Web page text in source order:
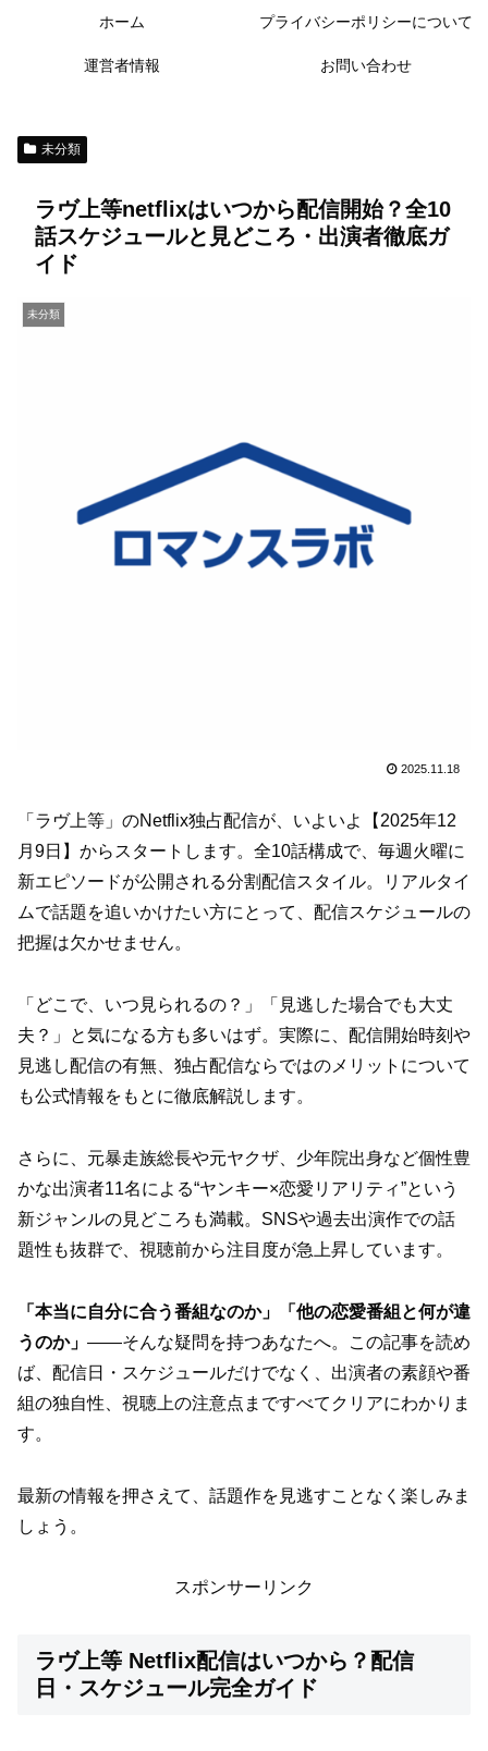
ホーム プライバシーポリシーについて
運営者情報 お問い合わせ
未分類
ラヴ上等netflixはいつから配信開始？全10
話スケジュールと見どころ・出演者徹底ガ
イド
未分類
2025.11.18
「ラヴ上等」のNetflix独占配信が、いよいよ【2025年12
月9日】からスタートします。全10話構成で、毎週火曜に
新エピソードが公開される分割配信スタイル。リアルタイ
ムで話題を追いかけたい方にとって、配信スケジュールの
把握は欠かせません。
「どこで、いつ見られるの？」「見逃した場合でも大丈
夫？」と気になる方も多いはず。実際に、配信開始時刻や
見逃し配信の有無、独占配信ならではのメリットについて
も公式情報をもとに徹底解説します。
さらに、元暴走族総長や元ヤクザ、少年院出身など個性豊
かな出演者11名による“ヤンキー×恋愛リアリティ”という
新ジャンルの見どころも満載。SNSや過去出演作での話
題性も抜群で、視聴前から注目度が急上昇しています。
「本当に自分に合う番組なのか」「他の恋愛番組と何が違
うのか」 ――そんな疑問を持つあなたへ。この記事を読め
ば、配信日・スケジュールだけでなく、出演者の素顔や番
組の独自性、視聴上の注意点まですべてクリアにわかりま
す。
最新の情報を押さえて、話題作を見逃すことなく楽しみま
しょう。
スポンサーリンク
ラヴ上等 Netflix配信はいつから？配信
日・スケジュール完全ガイド